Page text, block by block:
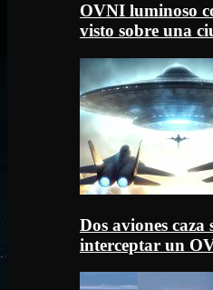
OVNI luminoso
visto sobre una
Dos aviones caza
interceptar un